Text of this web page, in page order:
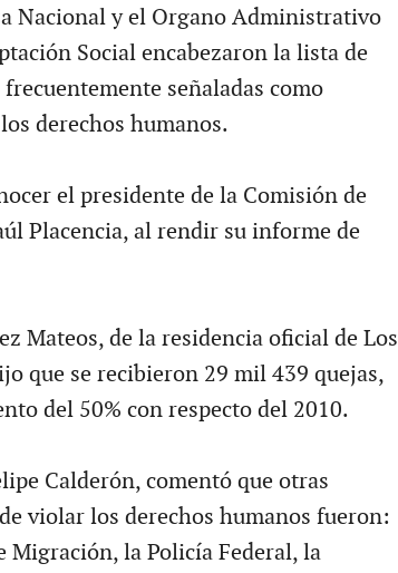
Nacional y el Organo Administrativo
Social encabezaron la lista de
señaladas como
derechos humanos.
el presidente de la Comisión de
Placencia, al rendir su informe de
Mateos, de la residencia oficial de Los
que se recibieron 29 mil 439 quejas,
del 50% con respecto del 2010.
Calderón, comentó que otras
violar los derechos humanos fueron:
la Policía Federal, la